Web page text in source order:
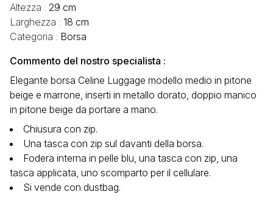
Altezza : 29 cm
Larghezza : 18 cm
Categoria : Borsa
Commento del nostro specialista :
Elegante borsa Celine Luggage modello medio in pitone
beige e marrone, inserti in metallo dorato, doppio manico
in pitone beige da portare a mano.
Chiusura con zip.
Una tasca con zip sul davanti della borsa.
Fodera interna in pelle blu, una tasca con zip, una
tasca applicata, uno scomparto per il cellulare.
Si vende con dustbag.